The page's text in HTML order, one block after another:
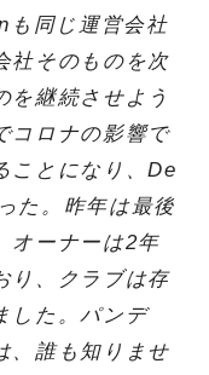
同じ運営会社
社そのものを次
を継続させよう
コロナの影響で
ことになり、De
た。昨年は最後
オーナーは2年
り、クラブは存
した。パンデ
、誰も知りませ